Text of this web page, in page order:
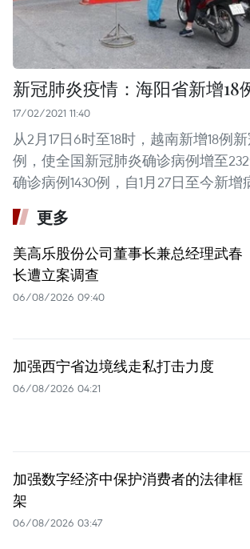
新冠肺炎疫情：海阳省新增18
17/02/2021 11:40
从2月17日6时至18时，越南新增18例
例，使全国新冠肺炎确诊病例增至
确诊病例1430例，自1月27日至今新增
更多
美高乐股份公司董事长兼总经理武春
长遭立案调查
06/08/2026 09:40
加强西宁省边境线走私打击力度
06/08/2026 04:21
加强数字经济中保护消费者的法律框
架
06/08/2026 03:47